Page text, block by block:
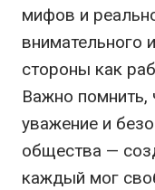
мифов и
внимательного
стороны как
Важно помнить,
уважение и
общества —
каждый мог